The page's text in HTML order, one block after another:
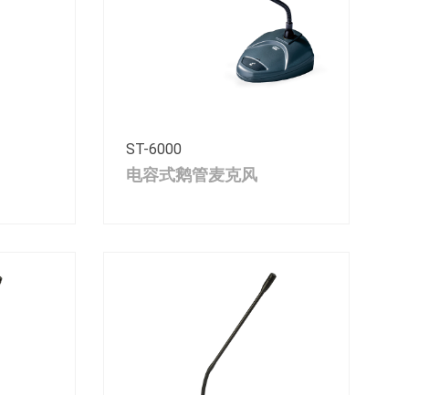
ST-6000
电容式鹅管麦克风